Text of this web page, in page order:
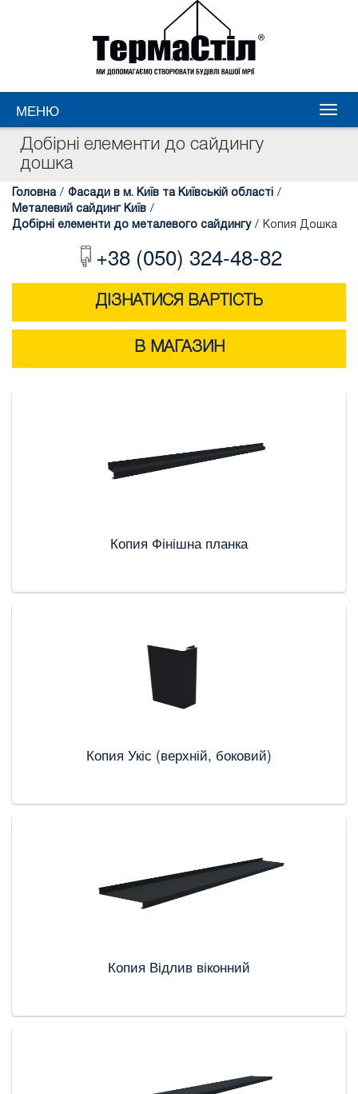
МЕНЮ
Добірні елементи до сайдингу
дошка
Головна / Фасади в м. Київ та Київській області /
Металевий сайдинг Київ /
Добірні елементи до металевого сайдингу / Копия Дошка
+38 (050) 324-48-82
ДІЗНАТИСЯ ВАРТІСТЬ
В МАГАЗИН
Копия Фінішна планка
Копия Укіс (верхній, боковий)
Копия Відлив віконний